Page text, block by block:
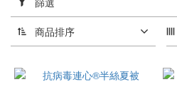
篩
選
(0/20)
品
商品排序